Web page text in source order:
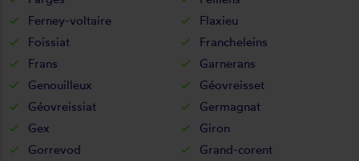
Ferney-voltaire
Flaxieu
Foissiat
Francheleins
Frans
Garnerans
Genouilleux
Géovreisset
Géovreissiat
Germagnat
Gex
Giron
Gorrevod
Grand-corent